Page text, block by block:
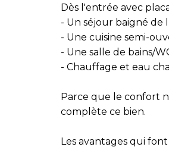
Dès l'entrée avec
- Un séjour baigné
- Une cuisine semi-
- Une salle de bains/
- Chauffage et eau
Parce que le confort
complète ce bien.
Les avantages qui